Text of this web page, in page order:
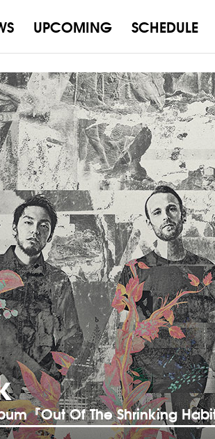
UPCOMING SCHEDULE
『Out Of The Shrinking